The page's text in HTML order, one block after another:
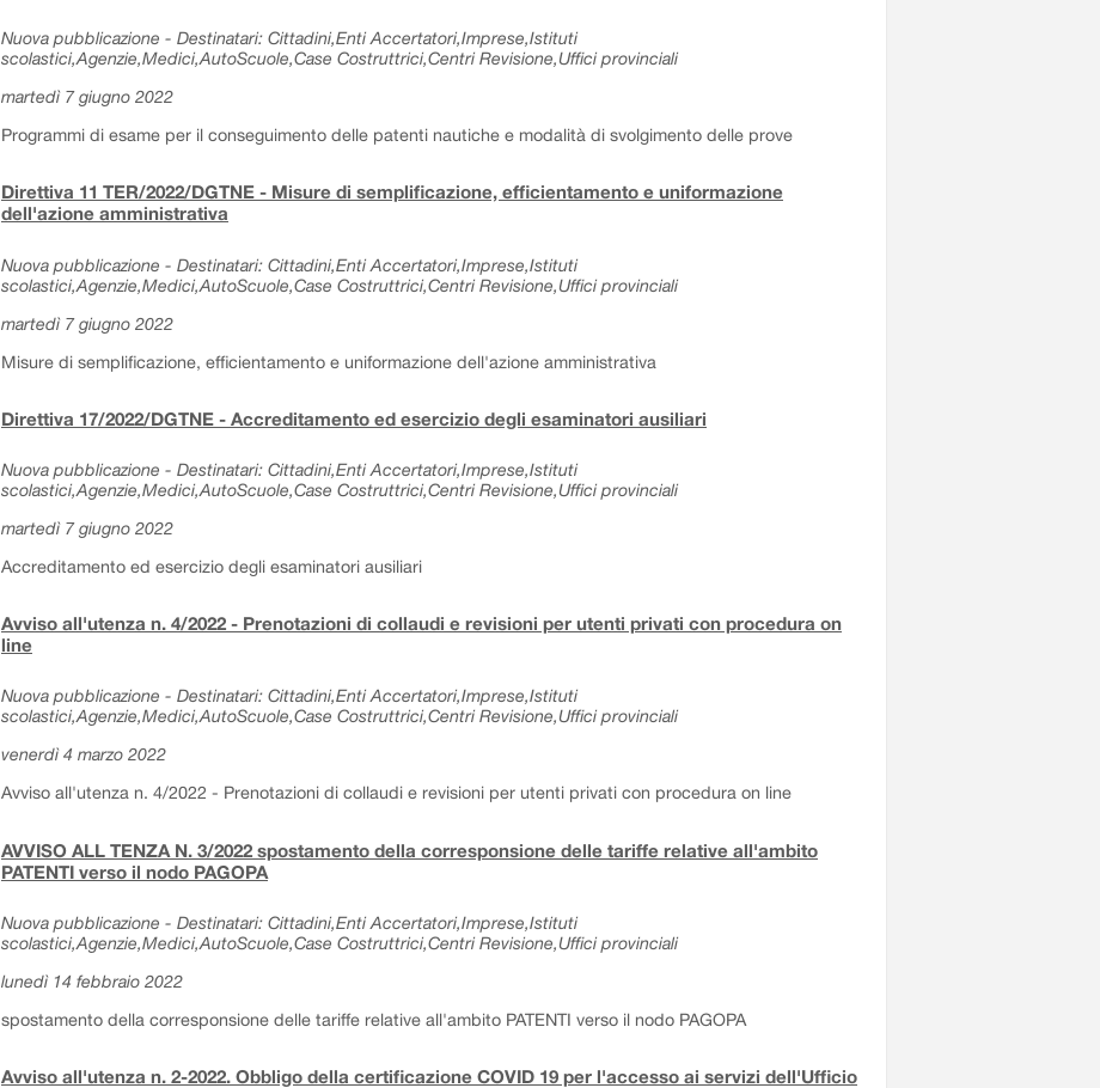
Nuova pubblicazione - Destinatari: Cittadini,Enti Accertatori,Imprese,Istituti
scolastici,Agenzie,Medici,AutoScuole,Case Costruttrici,Centri Revisione,Uffici provinciali
martedì 7 giugno 2022
Programmi di esame per il conseguimento delle patenti nautiche e modalità di svolgimento delle prove
Direttiva 11 TER/2022/DGTNE - Misure di semplificazione, efficientamento e uniformazione
dell'azione amministrativa
Nuova pubblicazione - Destinatari: Cittadini,Enti Accertatori,Imprese,Istituti
scolastici,Agenzie,Medici,AutoScuole,Case Costruttrici,Centri Revisione,Uffici provinciali
martedì 7 giugno 2022
Misure di semplificazione, efficientamento e uniformazione dell'azione amministrativa
Direttiva 17/2022/DGTNE - Accreditamento ed esercizio degli esaminatori ausiliari
Nuova pubblicazione - Destinatari: Cittadini,Enti Accertatori,Imprese,Istituti
scolastici,Agenzie,Medici,AutoScuole,Case Costruttrici,Centri Revisione,Uffici provinciali
martedì 7 giugno 2022
Accreditamento ed esercizio degli esaminatori ausiliari
Avviso all'utenza n. 4/2022 - Prenotazioni di collaudi e revisioni per utenti privati con procedura on
line
Nuova pubblicazione - Destinatari: Cittadini,Enti Accertatori,Imprese,Istituti
scolastici,Agenzie,Medici,AutoScuole,Case Costruttrici,Centri Revisione,Uffici provinciali
venerdì 4 marzo 2022
Avviso all'utenza n. 4/2022 - Prenotazioni di collaudi e revisioni per utenti privati con procedura on line
AVVISO ALL TENZA N. 3/2022 spostamento della corresponsione delle tariffe relative all'ambito
PATENTI verso il nodo PAGOPA
Nuova pubblicazione - Destinatari: Cittadini,Enti Accertatori,Imprese,Istituti
scolastici,Agenzie,Medici,AutoScuole,Case Costruttrici,Centri Revisione,Uffici provinciali
lunedì 14 febbraio 2022
spostamento della corresponsione delle tariffe relative all'ambito PATENTI verso il nodo PAGOPA
Avviso all'utenza n. 2-2022. Obbligo della certificazione COVID 19 per l'accesso ai servizi dell'Ufficio